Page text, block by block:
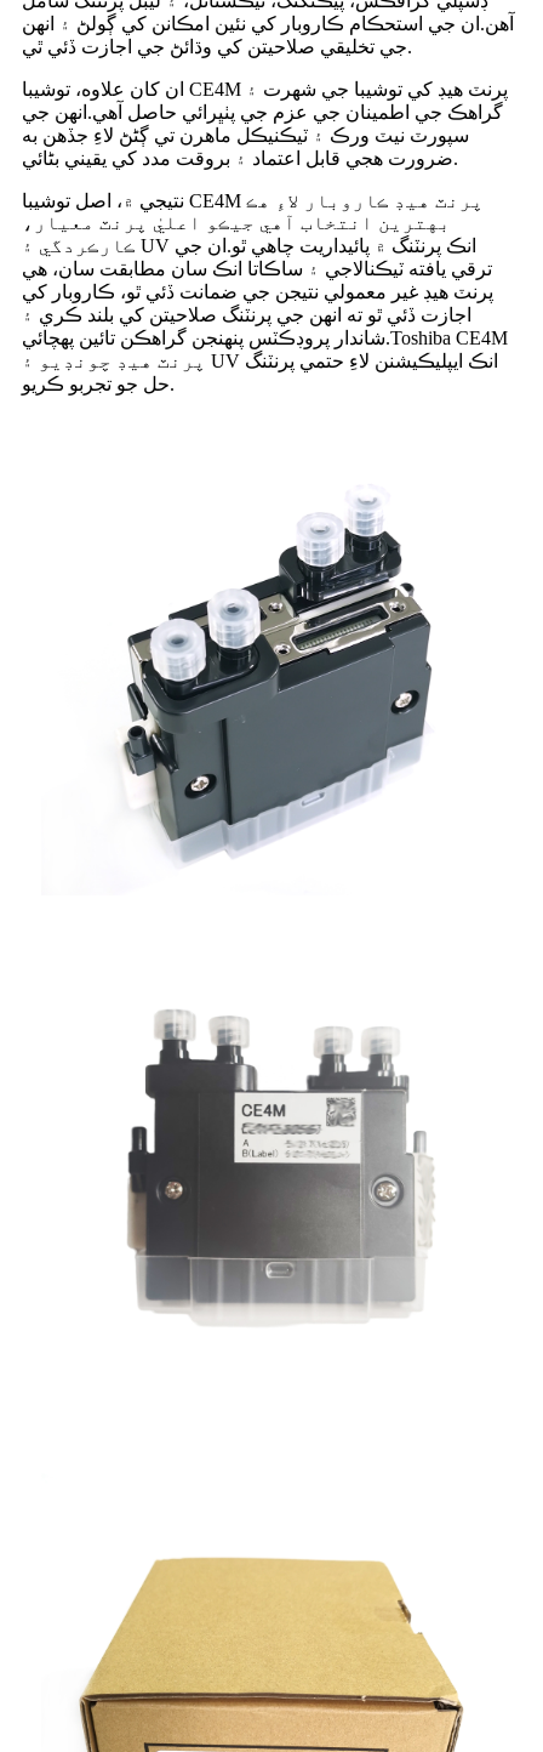
آهن.ان جي استحڪام ڪاروبار کي نئين امڪانن کي ڳولڻ ۽ انهن
جي تخليقي صلاحيتن کي وڌائڻ جي اجازت ڏئي ٿي.
ان کان علاوه، توشيبا CE4M پرنٽ هيڊ کي توشيبا جي شهرت ۽
گراهڪ جي اطمينان جي عزم جي پٺڀرائي حاصل آهي.انهن جي
سپورٽ نيٽ ورڪ ۽ ٽيڪنيڪل ماهرن تي ڳڻڻ لاءِ جڏهن به
ضرورت هجي قابل اعتماد ۽ بروقت مدد کي يقيني بڻائي.
نتيجي ۾، اصل توشيبا CE4M پرنٽ هيڊ ڪاروبار لاءِ هڪ
بهترين انتخاب آهي جيڪو اعليٰ پرنٽ معيار،
ڪارڪردگي ۽ UV انڪ پرنٽنگ ۾ پائيداريت چاهي ٿو.ان جي
ترقي يافته ٽيڪنالاجي ۽ ساڪاتا انڪ سان مطابقت سان، هي
پرنٽ هيڊ غير معمولي نتيجن جي ضمانت ڏئي ٿو، ڪاروبار کي
اجازت ڏئي ٿو ته انهن جي پرنٽنگ صلاحيتن کي بلند ڪري ۽
شاندار پروڊڪٽس پنهنجن گراهڪن تائين پهچائي.Toshiba CE4M
پرنٽ هيڊ چونڊيو ۽ UV انڪ ايپليڪيشنن لاءِ حتمي پرنٽنگ
حل جو تجربو ڪريو.